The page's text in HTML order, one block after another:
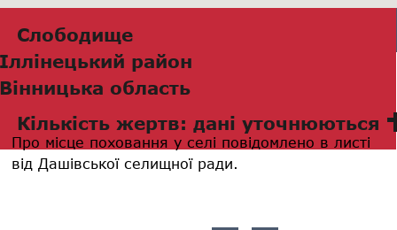
Слободище
Іллінецький район
Вінницька область
Кількість жертв: дані уточнюються
Про місце поховання у селі повідомлено в листі
від Дашівської селищної ради.